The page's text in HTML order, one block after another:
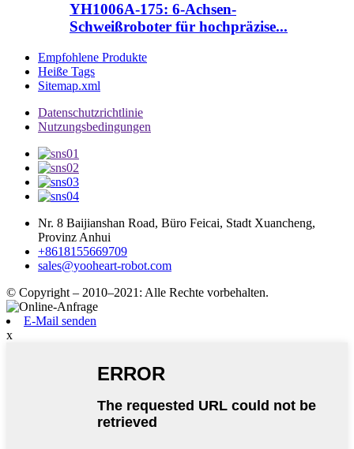
YH1006A-175: 6-Achsen-
Schweißroboter für hochpräzise...
Empfohlene Produkte
Heiße Tags
Sitemap.xml
Datenschutzrichtlinie
Nutzungsbedingungen
Nr. 8 Baijianshan Road, Büro Feicai, Stadt Xuancheng,
Provinz Anhui
+8618155669709
sales@yooheart-robot.com
© Copyright – 2010–2021: Alle Rechte vorbehalten.
E-Mail senden
x